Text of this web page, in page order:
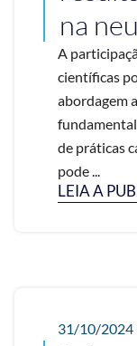
na
A
científicas
abordagem
de práticas
pode ...
LEIA A
31/10/2024